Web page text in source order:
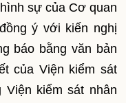
sự của Cơ quan
ý với kiến nghị
báo bằng văn bản
của Viện kiểm sát
kiểm sát nhân